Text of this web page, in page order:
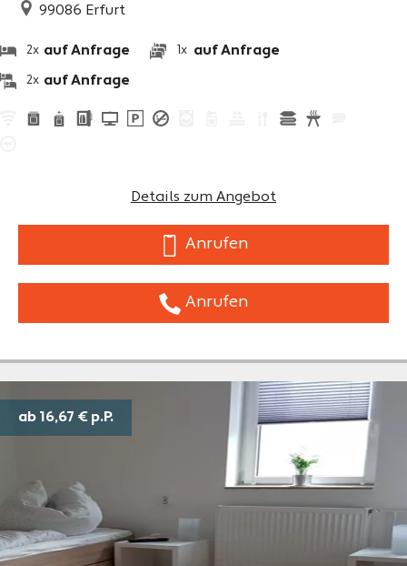
99086 Erfurt
2x auf Anfrage
2x auf Anfrage
1x auf Anfrage
Details zum Angebot
Anrufen
Anrufen
ab 16,67 € p.P.